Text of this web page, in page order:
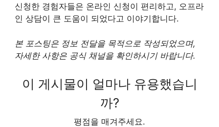
신청한 경험자들은 온라인 신청이 편리하고, 오프라
인 상담이 큰 도움이 되었다고 이야기합니다.
본 포스팅은 정보 전달을 목적으로 작성되었으며,
자세한 사항은 공식 채널을 확인하시기 바랍니다.
이 게시물이 얼마나 유용했습니
까?
평점을 매겨주세요.